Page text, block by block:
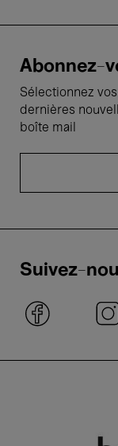
Abonnez-
Sélectionnez
dernières
boîte mail
Suivez-